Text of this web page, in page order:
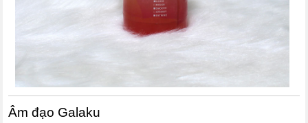
Âm đạo Galaku